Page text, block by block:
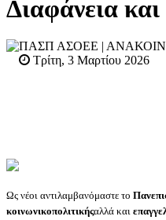
Διαφάνεια
ΠΑΣΠ ΑΣΟΕΕ |
Τρίτη, 3 Μαρτίου 2026
Ως νέοι αντιλαμβανόμαστε το
κοινωνικοπολιτικήςαλλά και